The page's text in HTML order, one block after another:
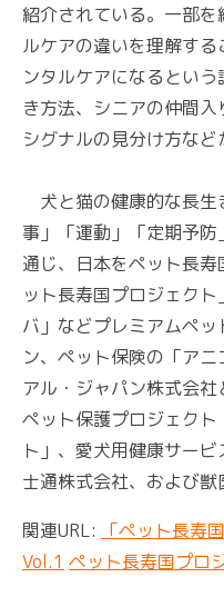
紹介されている。一部
ルケアの違いを理解す
ンタルケアになるとい
き方法、シニアの仲間
シグナルの見分け方など
犬と猫の健康的な長生
事」「運動」「定期予
通じ、日本をペット長
ット長寿国プロジェク
バ」などプレミアムペ
ン、ペット保険の「ア
アル・ジャパン株式会
ペット保護プロジェク
ト」、愛犬用健康サー
士通株式会社、および獣
関連URL:
「ペット長寿
Vol.1 ペット長寿国プロ